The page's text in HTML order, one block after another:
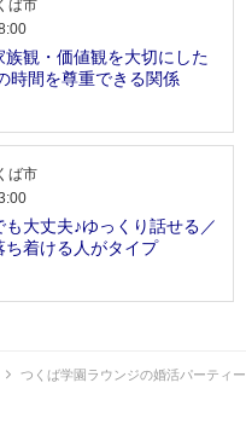
ば市
観・価値観を大切にした
時間を尊重できる関係
ば市
大丈夫♪ゆっくり話せる／
ち着ける人がタイプ
つくば学園ラウンジの婚活パーティー